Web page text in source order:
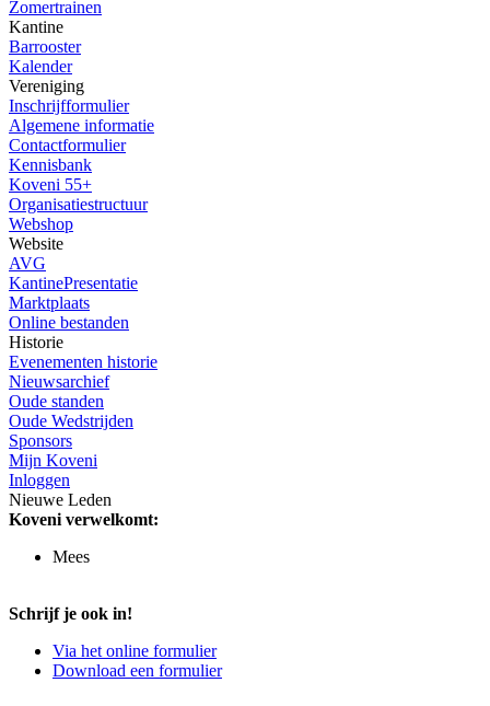
Zomertrainen
Kantine
Barrooster
Kalender
Vereniging
Inschrijfformulier
Algemene informatie
Contactformulier
Kennisbank
Koveni 55+
Organisatiestructuur
Webshop
Website
AVG
KantinePresentatie
Marktplaats
Online bestanden
Historie
Evenementen historie
Nieuwsarchief
Oude standen
Oude Wedstrijden
Sponsors
Mijn Koveni
Inloggen
Nieuwe Leden
Koveni verwelkomt:
Mees
Schrijf je ook in!
Via het online formulier
Download een formulier